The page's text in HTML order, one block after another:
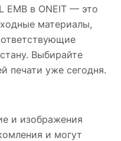
EMB в ONEIT — это
материалы,
Выбирайте
печати уже сегодня.
и изображения
и могут